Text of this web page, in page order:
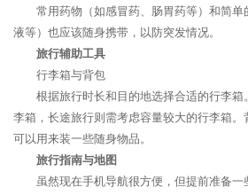
常用药物（如感冒药、肠胃药等）和简
液等）也应该随身携带，以防突发情况。
旅行辅助工具
行李箱与背包
根据旅行时长和目的地选择合适的行李
李箱，长途旅行则需考虑容量较大的行李箱。
可以用来装一些随身物品。
旅行指南与地图
虽然现在手机导航很方便，但提前准备